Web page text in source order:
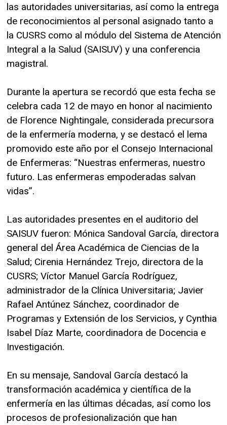
las autoridades universitarias, así como la entrega
de reconocimientos al personal asignado tanto a
la CUSRS como al módulo del Sistema de Atención
Integral a la Salud (SAISUV) y una conferencia
magistral.
Durante la apertura se recordó que esta fecha se
celebra cada 12 de mayo en honor al nacimiento
de Florence Nightingale, considerada precursora
de la enfermería moderna, y se destacó el lema
promovido este año por el Consejo Internacional
de Enfermeras: “Nuestras enfermeras, nuestro
futuro. Las enfermeras empoderadas salvan
vidas”.
Las autoridades presentes en el auditorio del
SAISUV fueron: Mónica Sandoval García, directora
general del Área Académica de Ciencias de la
Salud; Cirenia Hernández Trejo, directora de la
CUSRS; Víctor Manuel García Rodríguez,
administrador de la Clínica Universitaria; Javier
Rafael Antúnez Sánchez, coordinador de
Programas y Extensión de los Servicios, y Cynthia
Isabel Díaz Marte, coordinadora de Docencia e
Investigación.
En su mensaje, Sandoval García destacó la
transformación académica y científica de la
enfermería en las últimas décadas, así como los
procesos de profesionalización que han